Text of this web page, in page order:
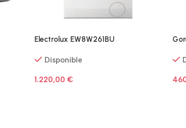
Electrolux EW8W261BU
Disponible
1.220,00€